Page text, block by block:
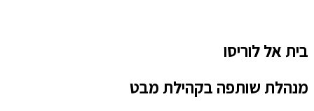
בית אל לוריסו
מנהלת שותפה בקהילת מבט